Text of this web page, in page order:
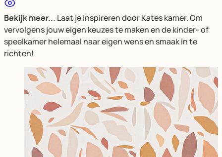
Bekijk meer... Laat je inspireren door Kates kamer. Om
vervolgens jouw eigen keuzes te maken en de kinder- of
speelkamer helemaal naar eigen wens en smaak in te
richten!